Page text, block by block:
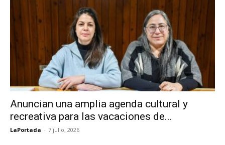
Anuncian una amplia agenda cultural y
recreativa para las vacaciones de...
LaPortada - 7 julio, 2026